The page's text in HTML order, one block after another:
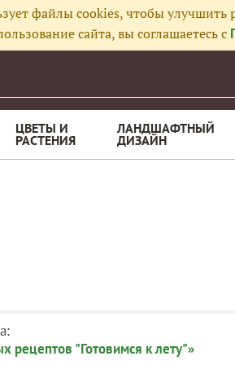
файлы cookies, чтобы улучшить
сайта, вы соглашаетесь с
ЦВЕТЫ И
РАСТЕНИЯ
ЛАНДШАФТНЫЙ
ДИЗАЙН
рецептов "Готовимся к лету"»